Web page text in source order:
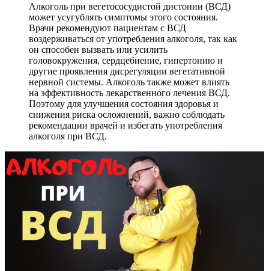
Алкоголь при вегетососудистой дистонии (ВСД)
может усугублять симптомы этого состояния.
Врачи рекомендуют пациентам с ВСД
воздерживаться от употребления алкоголя, так как
он способен вызвать или усилить
головокружения, сердцебиение, гипертонию и
другие проявления дисрегуляции вегетативной
нервной системы. Алкоголь также может влиять
на эффективность лекарственного лечения ВСД.
Поэтому для улучшения состояния здоровья и
снижения риска осложнений, важно соблюдать
рекомендации врачей и избегать употребления
алкоголя при ВСД.